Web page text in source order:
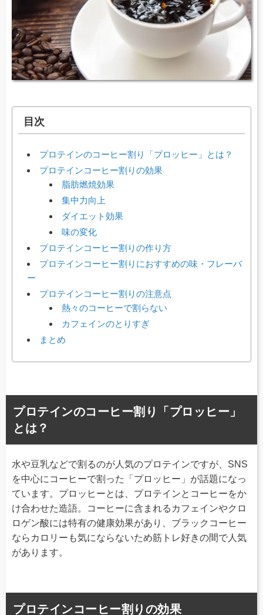
目次
プロテインのコーヒー割り「プロッヒー」とは？
プロテインコーヒー割りの効果
脂肪燃焼効果
集中力向上
ダイエット効果
味の変化
プロテインコーヒー割りの作り方
プロテインコーヒー割りにおすすめの味・フレーバ
ー
プロテインコーヒー割りの注意点
熱々のコーヒーで割らない
カフェインのとりすぎ
まとめ
プロテインのコーヒー割り「プロッヒー」
とは？
水や豆乳などで割るのが人気のプロテインですが、SNS
を中心にコーヒーで割った「プロッヒー」が話題になっ
ています。プロッヒーとは、プロテインとコーヒーをか
け合わせた造語。コーヒーに含まれるカフェインやクロ
ロゲン酸には特有の健康効果があり、ブラックコーヒー
ならカロリーも気にならないため筋トレ好きの間で人気
があります。
プロテインコーヒー割りの効果